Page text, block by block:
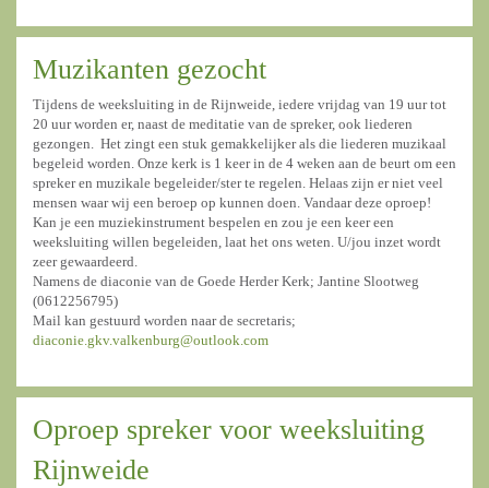
Muzikanten gezocht
Tijdens de weeksluiting in de Rijnweide, iedere vrijdag van 19 uur tot
20 uur worden er, naast de meditatie van de spreker, ook liederen
gezongen. Het zingt een stuk gemakkelijker als die liederen muzikaal
begeleid worden. Onze kerk is 1 keer in de 4 weken aan de beurt om een
spreker en muzikale begeleider/ster te regelen. Helaas zijn er niet veel
mensen waar wij een beroep op kunnen doen. Vandaar deze oproep!
Kan je een muziekinstrument bespelen en zou je een keer een
weeksluiting willen begeleiden, laat het ons weten. U/jou inzet wordt
zeer gewaardeerd.
Namens de diaconie van de Goede Herder Kerk; Jantine Slootweg
(0612256795)
Mail kan gestuurd worden naar de secretaris;
diaconie.gkv.valkenburg@outlook.com
Oproep spreker voor weeksluiting
Rijnweide